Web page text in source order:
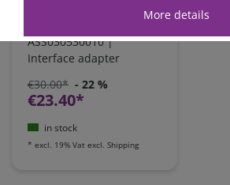
Victron VE.Direct-to-USB
ASS030530010 |
Interface adapter
€30.00* - 22 %
€23.40*
in stock
* excl. 19% Vat excl. Shipping
More details